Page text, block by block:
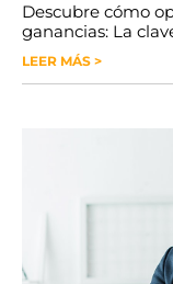
Descubre cómo
ganancias: La
LEER MÁS >